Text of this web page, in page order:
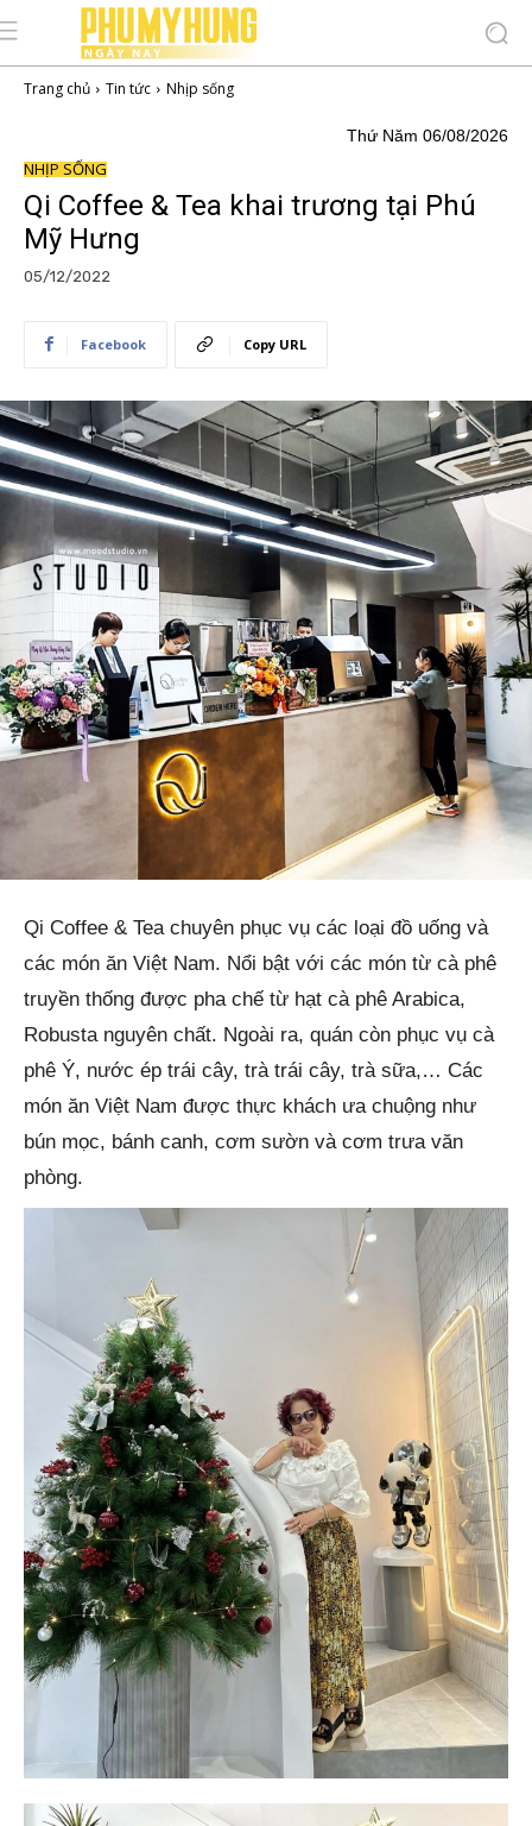
Trang chủ Tin tức Nhịp sống
Thứ Năm 06/08/2026
NHỊP SỐNG
Qi Coffee & Tea khai trương tại Phú
Mỹ Hưng
05/12/2022
Facebook Copy URL
Qi Coffee & Tea chuyên phục vụ các loại đồ uống và
các món ăn Việt Nam. Nổi bật với các món từ cà phê
truyền thống được pha chế từ hạt cà phê Arabica,
Robusta nguyên chất. Ngoài ra, quán còn phục vụ cà
phê Ý, nước ép trái cây, trà trái cây, trà sữa,… Các
món ăn Việt Nam được thực khách ưa chuộng như
bún mọc, bánh canh, cơm sườn và cơm trưa văn
phòng.